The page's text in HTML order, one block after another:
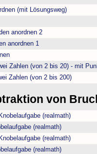
(mit Lösungsweg)
anordnen 2
anordnen 1
Zahlen (von 2 bis 20) - mit
Zahlen (von 2 bis 200)
von
(realmath)
(realmath)
(realmath)
(realmath)